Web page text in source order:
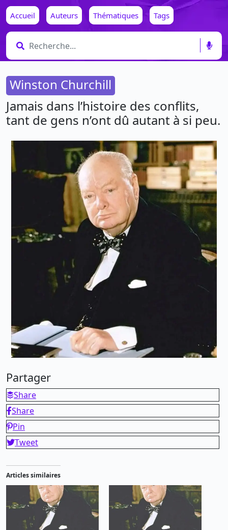
Accueil Auteurs Thématiques Tags
Winston Churchill
Jamais dans l’histoire des conflits,
tant de gens n’ont dû autant à si peu.
Partager
Share
Share
Pin
Tweet
Articles similaires